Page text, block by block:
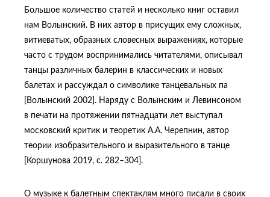
Большое количество статей и несколько книг оставил
нам Волынский. В них автор в присущих ему сложных,
витиеватых, образных словесных выражениях, которые
часто с трудом воспринимались читателями, описывал
танцы различных балерин в классических и новых
балетах и рассуждал о символике танцевальных па
[Волынский 2002]. Наряду с Волынским и Левинсоном
в печати на протяжении пятнадцати лет выступал
московский критик и теоретик А.А. Черепнин, автор
теории изобразительного и выразительного в танце
[Коршунова 2019, с. 282–304].
О музыке к балетным спектаклям много писали в своих